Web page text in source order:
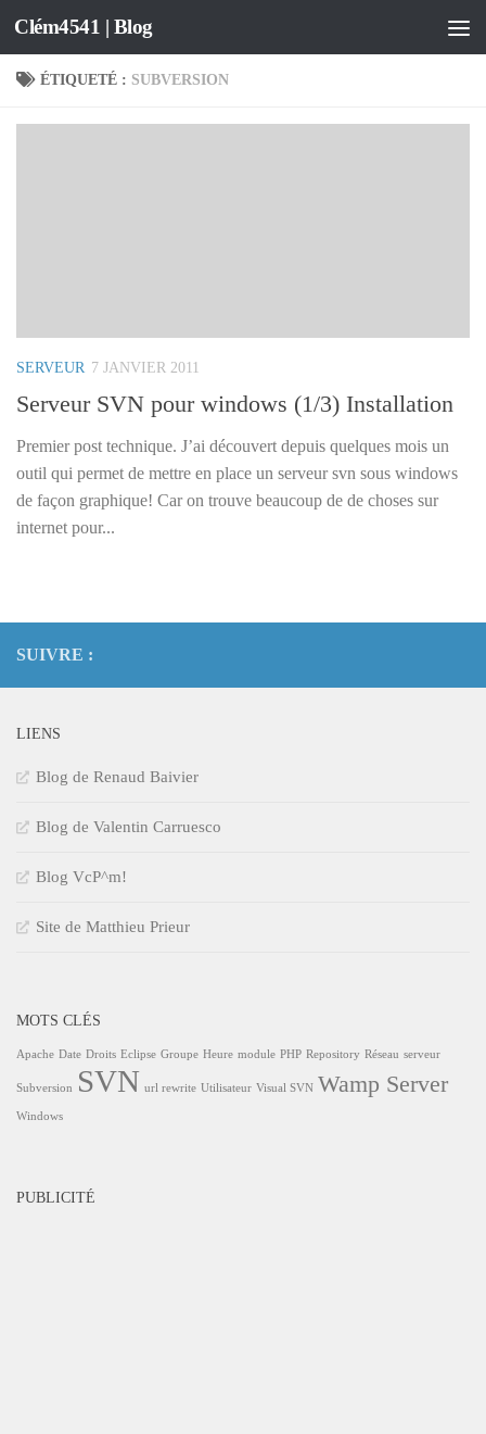
Skip to content
Clém4541 | Blog
ÉTIQUETÉ : SUBVERSION
SERVEUR 7 JANVIER 2011
Serveur SVN pour windows (1/3) Installation
Premier post technique. J’ai découvert depuis quelques mois un
outil qui permet de mettre en place un serveur svn sous windows
de façon graphique! Car on trouve beaucoup de de choses sur
internet pour...
SUIVRE :
LIENS
Blog de Renaud Baivier
Blog de Valentin Carruesco
Blog VcP^m!
Site de Matthieu Prieur
MOTS CLÉS
Apache Date Droits Eclipse Groupe Heure module PHP Repository Réseau serveur
Subversion SVN url rewrite Utilisateur Visual SVN Wamp Server
Windows
PUBLICITÉ